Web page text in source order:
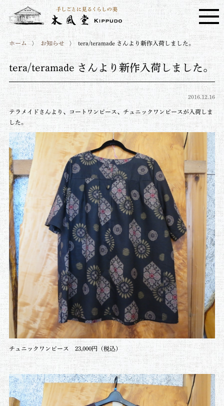
ホーム お知らせ tera/teramade さんより新作入荷しました。
tera/teramade さんより新作入荷しました。
2016.12.16
テラメイドさんより、コートワンピース、チュニックワンピースが入荷しま
した。
チュニックワンピース 23,000円（税込）